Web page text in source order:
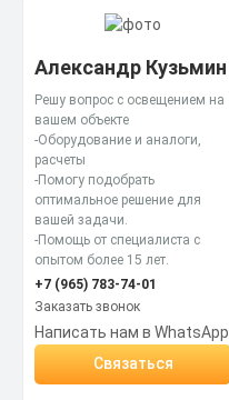
минут
Александр Кузьмин
Решу вопрос с освещением на
вашем объекте
-Оборудование и аналоги,
расчеты
-Помогу подобрать
оптимальное решение для
вашей задачи.
-Помощь от специалиста с
опытом более 15 лет.
+7 (965) 783-74-01
Заказать звонок
Написать нам в WhatsApp
Связаться